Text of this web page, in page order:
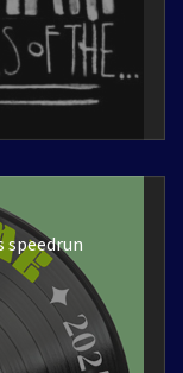
speedrun